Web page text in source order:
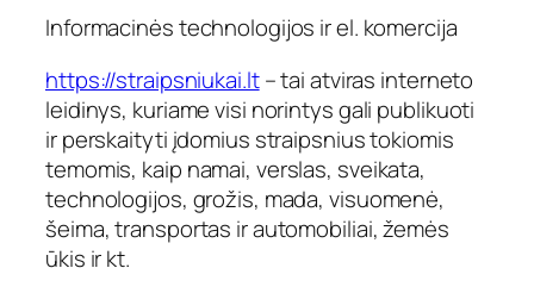
Informacinės technologijos ir el. komercija
https://straipsniukai.lt– tai atviras interneto
leidinys, kuriame visi norintys gali publikuoti
ir perskaityti įdomius straipsnius tokiomis
temomis, kaip namai, verslas, sveikata,
technologijos, grožis, mada, visuomenė,
šeima, transportas ir automobiliai, žemės
ūkis ir kt.